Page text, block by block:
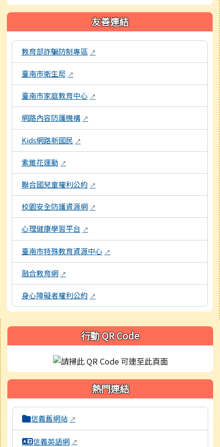
友善連結
本區域包含外部學習資源連結，點擊後皆會另開視窗。
教育部詐騙防制專區 ↗
臺南市衛生局 ↗
臺南市家庭教育中心 ↗
網路內容防護機構 ↗
Kids網路新國民 ↗
紫錐花運動 ↗
聯合國兒童權利公約 ↗
校園安全防護資源網 ↗
心理健康學習平台 ↗
臺南市特殊教育資源中心 ↗
融合教育網 ↗
身心障礙者權利公約 ↗
右邊區域內容 行動 QR Code
熱門連結
本區域包含校內外相關系統連結，點擊後皆會另開視窗。
信義舊網站 ↗
信義英語網 ↗